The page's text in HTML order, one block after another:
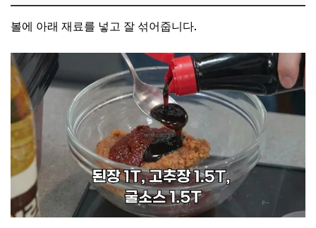
볼에 아래 재료를 넣고 잘 섞어줍니다.